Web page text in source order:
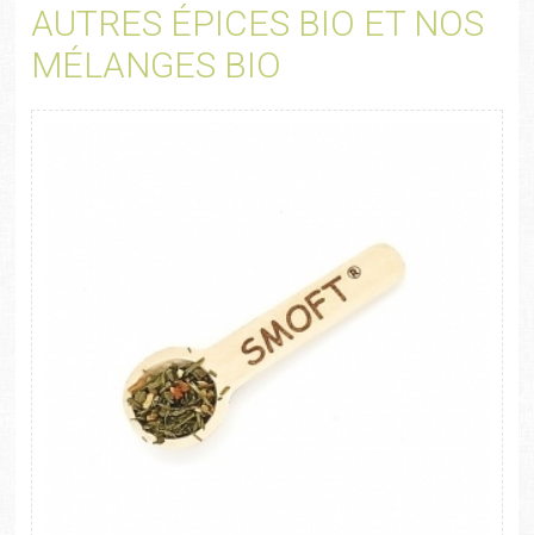
AUTRES ÉPICES BIO ET NOS
MÉLANGES BIO